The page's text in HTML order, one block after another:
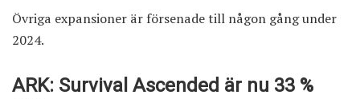
Övriga expansioner är försenade till någon gång under
2024.
ARK: Survival Ascended är nu 33 %